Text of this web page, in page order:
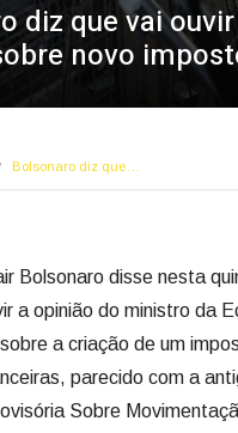
diz que vai ouvir
novo
Bolsonaro diz que…
Bolsonaro disse nesta
a opinião do ministro da
a criação de um
parecido com a
Sobre